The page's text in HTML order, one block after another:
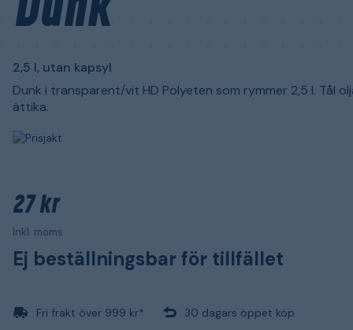
Dunk
2,5 l, utan kapsyl
Dunk i transparent/vit HD Polyeten som rymmer 2,5 l. Tål
ättika.
27 kr
Inkl. moms
Ej beställningsbar för tillfället
Fri frakt över 999 kr* 30 dagars öppet köp